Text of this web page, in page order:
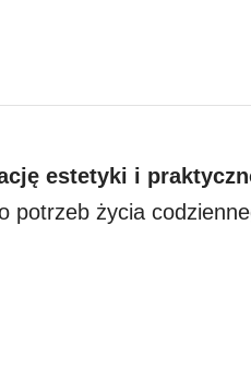
estetyki i
potrzeb życia